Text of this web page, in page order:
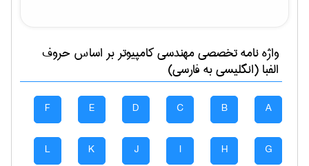
واژه نامه تخصصیمهندسی كامپيوتربر اساس حروف
الفبا (انگلیسی به فارسی)
A
B
C
D
E
F
G
H
I
J
K
L